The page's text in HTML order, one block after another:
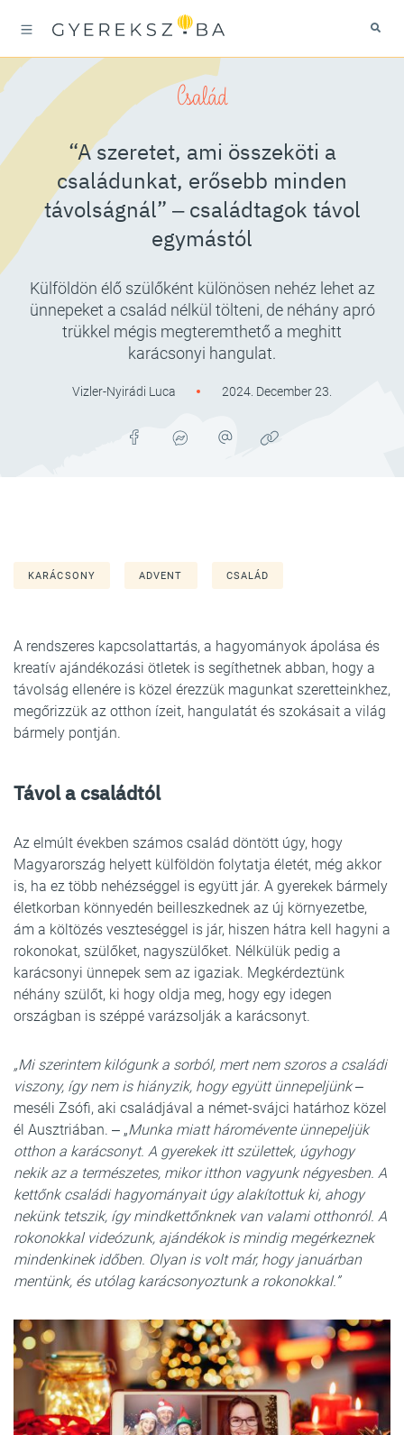
Család
“A szeretet, ami összeköti a
családunkat, erősebb minden
távolságnál” ‒ családtagok távol
egymástól
Külföldön élő szülőként különösen nehéz lehet az
ünnepeket a család nélkül tölteni, de néhány apró
trükkel mégis megteremthető a meghitt
karácsonyi hangulat.
Vizler-Nyirádi Luca 2024. December 23.
KARÁCSONY ADVENT CSALÁD
A rendszeres kapcsolattartás, a hagyományok ápolása és
kreatív ajándékozási ötletek is segíthetnek abban, hogy a
távolság ellenére is közel érezzük magunkat szeretteinkhez,
megőrizzük az otthon ízeit, hangulatát és szokásait a világ
bármely pontján.
Távol a családtól
Az elmúlt években számos család döntött úgy, hogy
Magyarország helyett külföldön folytatja életét, még akkor
is, ha ez több nehézséggel is együtt jár. A gyerekek bármely
életkorban könnyedén beilleszkednek az új környezetbe,
ám a költözés veszteséggel is jár, hiszen hátra kell hagyni a
rokonokat, szülőket, nagyszülőket. Nélkülük pedig a
karácsonyi ünnepek sem az igaziak. Megkérdeztünk
néhány szülőt, ki hogy oldja meg, hogy egy idegen
országban is széppé varázsolják a karácsonyt.
„Mi szerintem kilógunk a sorból, mert nem szoros a családi
viszony, így nem is hiányzik, hogy együtt ünnepeljünk‒
meséli Zsófi, aki családjával a német-svájci határhoz közel
él Ausztriában. ‒ „Munka miatt háromévente ünnepeljük
otthon a karácsonyt. A gyerekek itt születtek, úgyhogy
nekik az a természetes, mikor itthon vagyunk négyesben. A
kettőnk családi hagyományait úgy alakítottuk ki, ahogy
nekünk tetszik, így mindkettőnknek van valami otthonról. A
rokonokkal videózunk, ajándékok is mindig megérkeznek
mindenkinek időben. Olyan is volt már, hogy januárban
mentünk, és utólag karácsonyoztunk a rokonokkal.”